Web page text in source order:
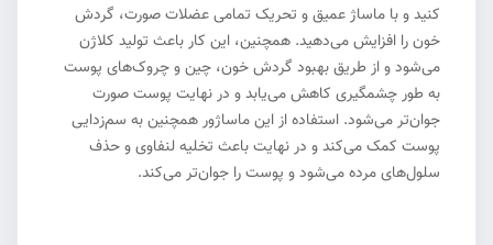
کنید و با ماساژ عمیق و تحریک تمامی عضلات صورت، گردش
خون را افزایش می‌دهید. همچنین، این کار باعث تولید کلاژن
می‌شود و از طریق بهبود گردش خون، چین و چروک‌های پوست
به طور چشمگیری کاهش می‌یابد و در نهایت پوست صورت
جوان‌تر می‌شود. استفاده از این ماساژور همچنین به سم‌زدایی
پوست کمک می‌کند و در نهایت باعث تخلیه لنفاوی و حذف
سلول‌های مرده می‌شود و پوست را جوان‌تر می‌کند.